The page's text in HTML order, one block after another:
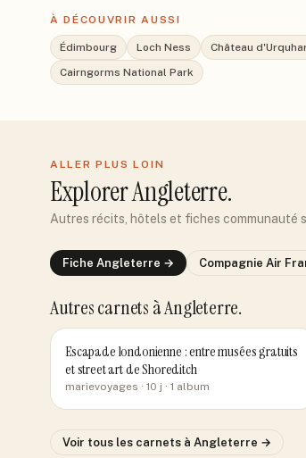
À DÉCOUVRIR AUSSI
Édimbourg Loch Ness Château
Cairngorms National Park
ALLER PLUS LOIN
ExplorerAngleterre.
Autres récits, hôtels et fiches communauté
Fiche Angleterre → Compagnie Air
Autres carnets à Angleterre.
Escapade londonienne : entre musées gratuits
et street art de Shoreditch
marievoyages · 10 j · 1 album
Voir tous les carnets à Angleterre →